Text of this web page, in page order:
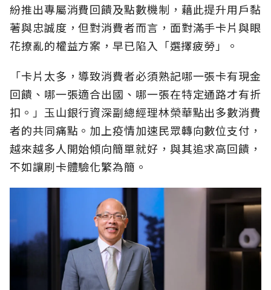
紛推出專屬消費回饋及點數機制，藉此提升用戶黏
著與忠誠度，但對消費者而言，面對滿手卡片與眼
花撩亂的權益方案，早已陷入「選擇疲勞」。
「卡片太多，導致消費者必須熟記哪一張卡有現金
回饋、哪一張適合出國、哪一張在特定通路才有折
扣。」玉山銀行資深副總經理林榮華點出多數消費
者的共同痛點。加上疫情加速民眾轉向數位支付，
越來越多人開始傾向簡單就好，與其追求高回饋，
不如讓刷卡體驗化繁為簡。